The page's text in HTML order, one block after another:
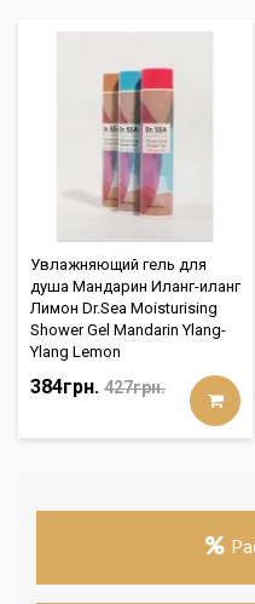
Увлажняющий гель для
душа Мандарин Иланг-иланг
Лимон Dr.Sea Moisturising
Shower Gel Mandarin Ylang-
Ylang Lemon
384грн. 427грн.